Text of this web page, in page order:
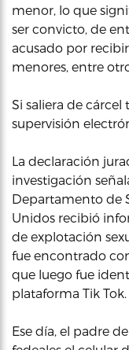
menor, lo que
ser convicto, de
acusado por
menores, entre
Si saliera de
supervisión
La declaración
investigación
Departamento de
Unidos recibió
de explotación
fue encontrado
que luego fue
plataforma Tik Tok.
Ese día, el padre